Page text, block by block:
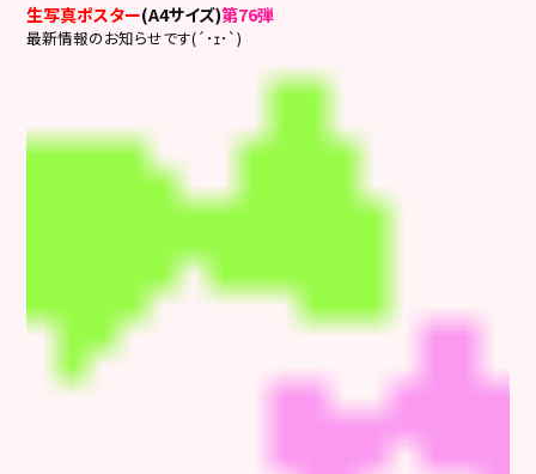
生写真ポスター(A4サイズ)第76弾
最新情報のお知らせです(´･ｪ･`)